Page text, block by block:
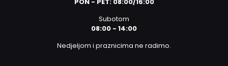
PON - PET: 08:00/16:00
Subotom
08:00 - 14:00
Nedjeljom i praznicima ne radimo.